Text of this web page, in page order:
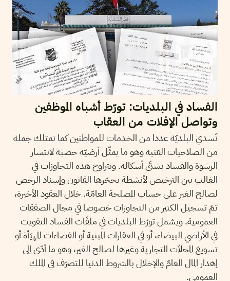
الفساد في البلديات: تورّط أشباه الموظفين
وتواصل الإفلات من العقاب
تُسدي البلديّة عددا من الخدمات للمواطنين كما تمتلك جملة
من الصلاحيات الفنية وهو ما يمثّل أرضيّة خصبة لانتشار
الرشوة والفساد بشتّى أشكاله. وتتراوح هذه التجاوزات في
الغالب بين الترخيص لأنشطة يحجّرها القانون وإسناد الرخص
لصالح الغير على حساب المصلحة العامّة. خلال العقود الأخيرة،
تمّ تسجيل الكثير من التجاوزات خصوصا في مجال الصفقات
العمومية. ويشمل تورّط البلديات في ملفّات الفساد التفويت
في الأراضي البيضاء، أو في العقارات المبنية أو الفضاءات المهيّأة أو
تسويغ المحلاّت التجارية وغيرها لصالح الغير، وهو ما أدّى إلى
إهدار المال العامّ والإخلال بالشروط الدنيا للتصرّف في الملك
العمومي.